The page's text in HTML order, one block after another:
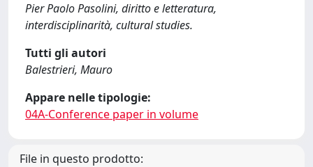
Pier Paolo Pasolini, diritto e letteratura,
interdisciplinarità, cultural studies.
Tutti gli autori
Balestrieri, Mauro
Appare nelle tipologie:
04A-Conference paper in volume
File in questo prodotto: